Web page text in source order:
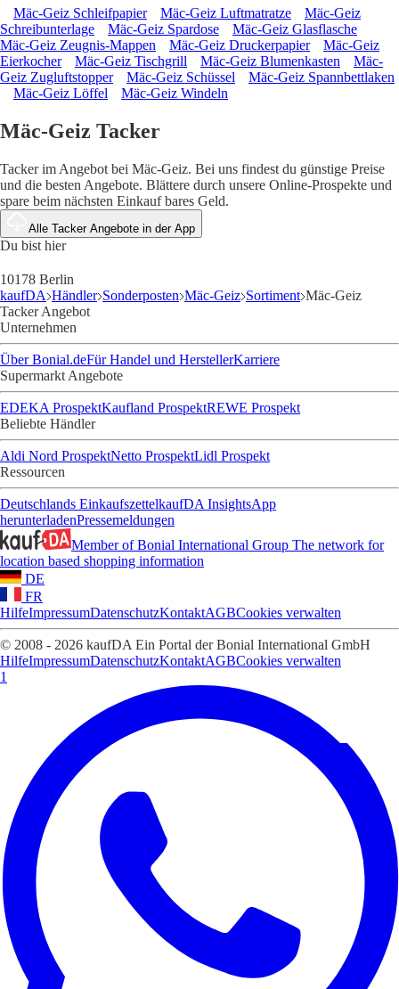
Mäc-Geiz Schleifpapier Mäc-Geiz Luftmatratze
Mäc-Geiz
Schreibunterlage
Mäc-Geiz Spardose
Mäc-Geiz Glasflasche
Mäc-Geiz Zeugnis-Mappen
Mäc-Geiz Druckerpapier
Mäc-Geiz
Eierkocher
Mäc-Geiz Tischgrill Mäc-Geiz Blumenkasten
Mäc-
Geiz Zugluftstopper
Mäc-Geiz Schüssel
Mäc-Geiz Spannbettlaken
Mäc-Geiz Löffel
Mäc-Geiz Windeln
Mäc-Geiz Tacker
Tacker im Angebot bei Mäc-Geiz. Bei uns findest du günstige Preise
und die besten Angebote. Blättere durch unsere Online-Prospekte und
spare beim nächsten Einkauf bares Geld.
Alle Tacker Angebote in der App
Du bist hier
10178 Berlin
kaufDA Händler Sonderposten Mäc-Geiz Sortiment Mäc-Geiz
Tacker Angebot
Unternehmen
Über Bonial.deFür Handel und HerstellerKarriere
Supermarkt Angebote
EDEKA ProspektKaufland ProspektREWE Prospekt
Beliebte Händler
Aldi Nord ProspektNetto ProspektLidl Prospekt
Ressourcen
Deutschlands EinkaufszettelkaufDA InsightsApp
herunterladenPressemeldungen
Member of Bonial International Group The network for
location based shopping information
DE
FR
HilfeImpressumDatenschutzKontaktAGBCookies verwalten
© 2008 - 2026 kaufDA Ein Portal der Bonial International GmbH
HilfeImpressumDatenschutzKontaktAGBCookies verwalten
1